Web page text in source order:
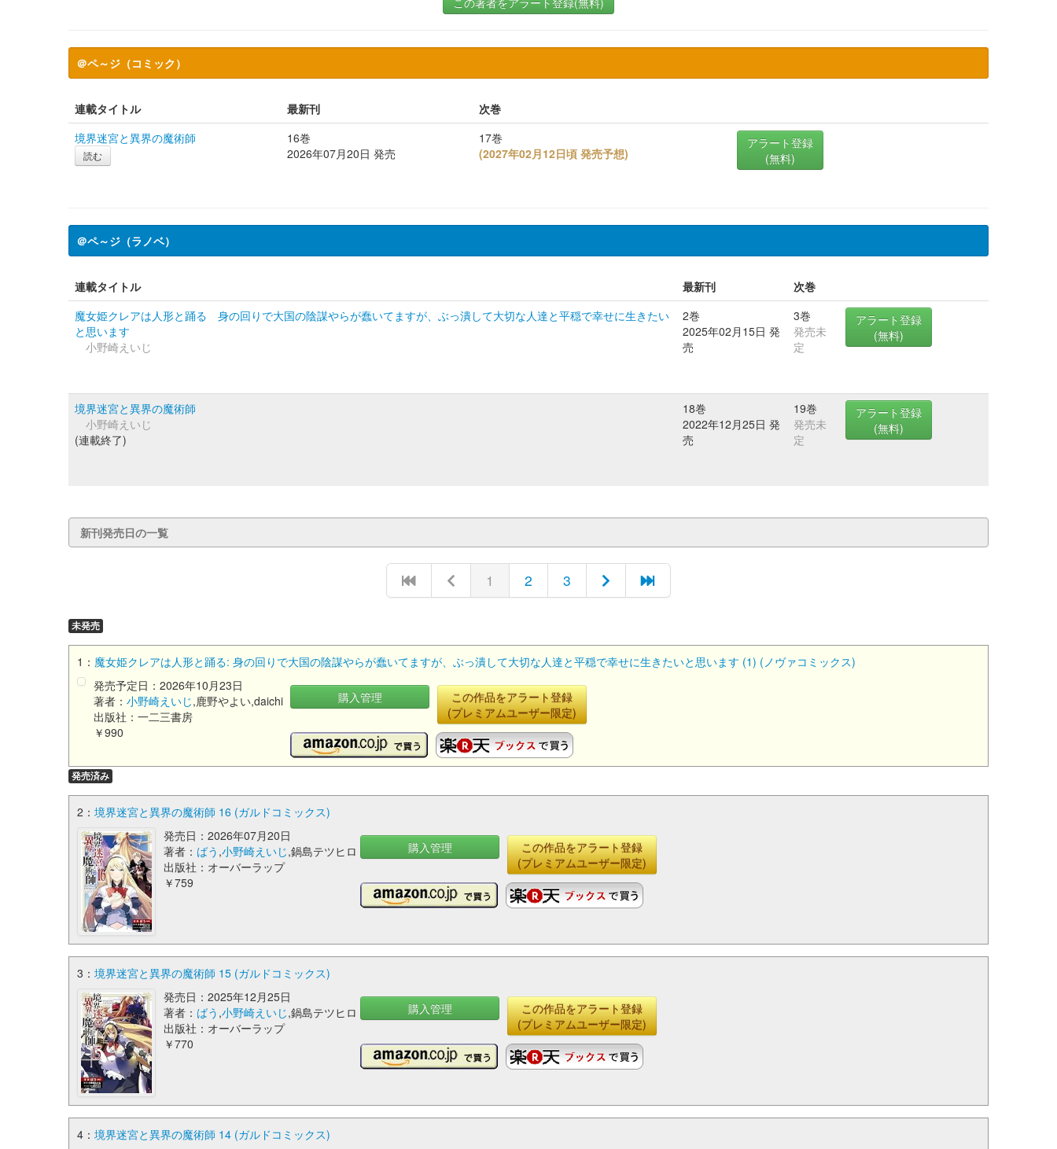
＠ペ～ジ（コミック）
連載タイトル 最新刊
次巻
境界迷宮と異界の魔術師
読む
16巻
2026年07月20日 発売
17巻
(2027年02月12日頃 発売予想)
アラート登録
(無料)
＠ペ～ジ（ラノベ）
連載タイトル 最新刊
次巻
魔女姫クレアは人形と踊る 身の回りで大国の陰謀やらが蠢いてますが、ぶっ潰して大切な人達と平穏で幸せに生きたい
と思います
小野崎えいじ
2巻
2025年02月15日 発
売
3巻
発売未
定
アラート登録
(無料)
境界迷宮と異界の魔術師
小野崎えいじ
(連載終了)
18巻
2022年12月25日 発
売
19巻
発売未
定
アラート登録
(無料)
新刊発売日の一覧
1 2 3
未発売
1： 魔女姫クレアは人形と踊る: 身の回りで大国の陰謀やらが蠢いてますが、ぶっ潰して大切な人達と平穏で幸せに生きたいと思います (1) (ノヴァコミックス)
発売予定日：2026年10月23日
著者： 小野崎えいじ,鹿野やよい,daichi
出版社：一二三書房
￥990
購入管理
この作品をアラート登録
(プレミアムユーザー限定)
発売済み
2： 境界迷宮と異界の魔術師 16 (ガルドコミックス)
発売日：2026年07月20日
著者： ばう ,小野崎えいじ,鍋島テツヒロ
出版社：オーバーラップ
￥759
購入管理
この作品をアラート登録
(プレミアムユーザー限定)
3： 境界迷宮と異界の魔術師 15 (ガルドコミックス)
発売日：2025年12月25日
著者： ばう ,小野崎えいじ,鍋島テツヒロ
出版社：オーバーラップ
￥770
購入管理
この作品をアラート登録
(プレミアムユーザー限定)
4： 境界迷宮と異界の魔術師 14 (ガルドコミックス)